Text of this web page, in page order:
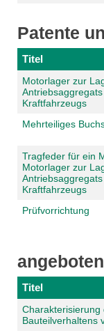
Patente
Titel
Motorlager zur
Kraftfahrzeugs
Mehrteiliges
Tragfeder für ein
Motorlager zur
Kraftfahrzeugs
Prüfvorrichtung
Titel
Charakterisierung
Bauteilverhaltens